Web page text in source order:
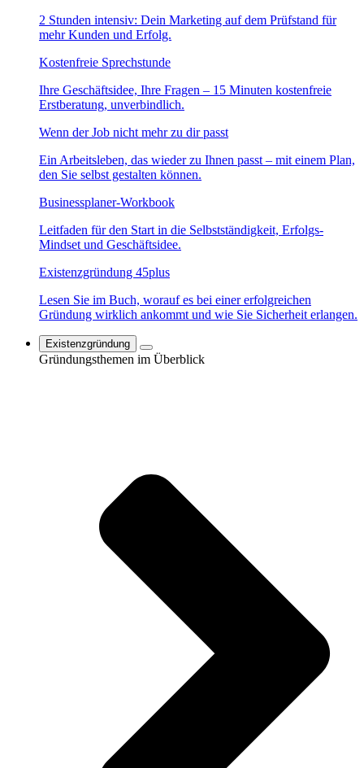
2 Stunden intensiv: Dein Marketing auf dem Prüfstand für
mehr Kunden und Erfolg.
Kostenfreie Sprechstunde
Ihre Geschäftsidee, Ihre Fragen – 15 Minuten kostenfreie
Erstberatung, unverbindlich.
Wenn der Job nicht mehr zu dir passt
Ein Arbeitsleben, das wieder zu Ihnen passt – mit einem Plan,
den Sie selbst gestalten können.
Businessplaner-Workbook
Leitfaden für den Start in die Selbstständigkeit, Erfolgs-
Mindset und Geschäftsidee.
Existenzgründung 45plus
Lesen Sie im Buch, worauf es bei einer erfolgreichen
Gründung wirklich ankommt und wie Sie Sicherheit erlangen.
Existenzgründung
Gründungsthemen im Überblick